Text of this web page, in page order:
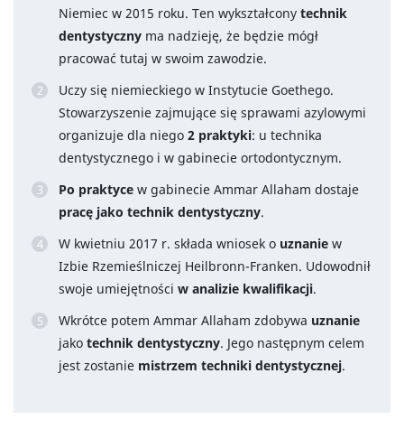
Niemiec w 2015 roku. Ten wykształcony technik
dentystyczny ma nadzieję, że będzie mógł
pracować tutaj w swoim zawodzie.
Uczy się niemieckiego w Instytucie Goethego.
Stowarzyszenie zajmujące się sprawami azylowymi
organizuje dla niego 2 praktyki: u technika
dentystycznego i w gabinecie ortodontycznym.
Po praktyce w gabinecie Ammar Allaham dostaje
pracę jako technik dentystyczny.
W kwietniu 2017 r. składa wniosek o uznanie w
Izbie Rzemieślniczej Heilbronn-Franken. Udowodnił
swoje umiejętności w analizie kwalifikacji.
Wkrótce potem Ammar Allaham zdobywa uznanie
jako technik dentystyczny. Jego następnym celem
jest zostanie mistrzem techniki dentystycznej.